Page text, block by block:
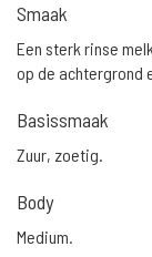
Smaak
Een sterk rinse
op de achtergrond
Basissmaak
Zuur, zoetig.
Body
Medium.